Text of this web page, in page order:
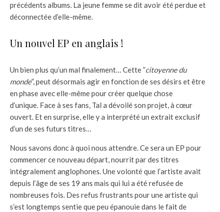
précédents albums. La jeune femme se dit avoir été perdue et
déconnectée d’elle-même.
Un nouvel EP en anglais !
Un bien plus qu’un mal finalement… Cette ”citoyenne du
monde”, peut désormais agir en fonction de ses désirs et être
en phase avec elle-même pour créer quelque chose
d’unique. Face à ses fans, Tal a dévoilé son projet, à cœur
ouvert. Et en surprise, elle y a interprété un extrait exclusif
d’un de ses futurs titres…
Nous savons donc à quoi nous attendre. Ce sera un EP pour
commencer ce nouveau départ, nourrit par des titres
intégralement anglophones. Une volonté que l’artiste avait
depuis l’âge de ses 19 ans mais qui lui a été refusée de
nombreuses fois. Des refus frustrants pour une artiste qui
s’est longtemps sentie que peu épanouie dans le fait de